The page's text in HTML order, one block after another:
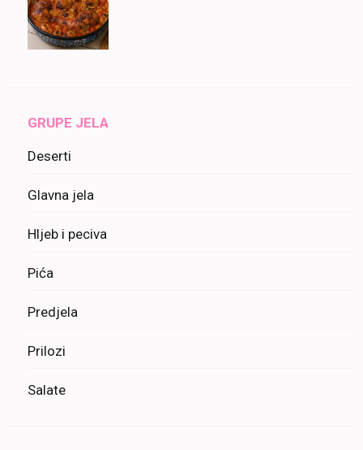
GRUPE JELA
Deserti
Glavna jela
Hljeb i peciva
Pića
Predjela
Prilozi
Salate